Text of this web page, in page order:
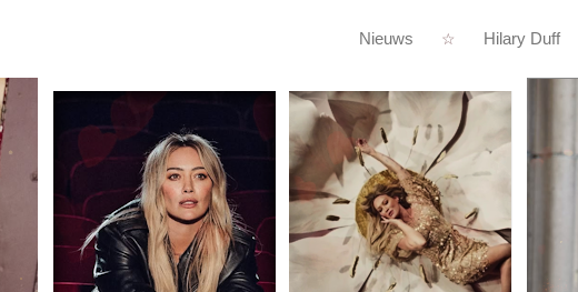
Nieuws Hilary Duff